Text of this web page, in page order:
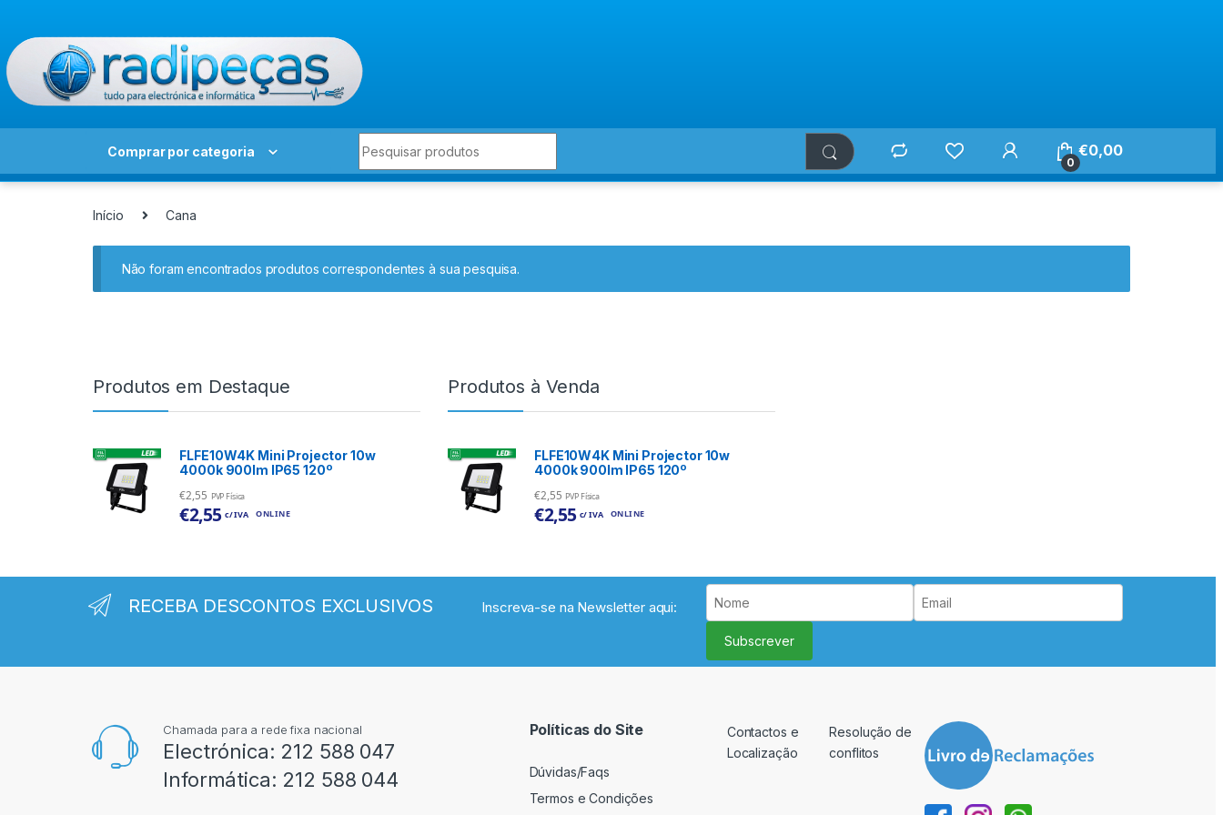
Comprar por categoria
0
€0,00
Início Cana
Não foram encontrados produtos correspondentes à sua pesquisa.
Produtos em Destaque
FLFE10W4K Mini Projector 10w
4000k 900lm IP65 120º
€2,55 PVP Física
€2,55 c/ IVA ONLINE
Produtos à Venda
FLFE10W4K Mini Projector 10w
4000k 900lm IP65 120º
€2,55 PVP Física
€2,55 c/ IVA ONLINE
RECEBA DESCONTOS EXCLUSIVOS Inscreva-se na Newsletter aqui:
Subscrever
Chamada para a rede fixa nacional
Electrónica: 212 588 047
Informática: 212 588 044
Políticas do Site
Dúvidas/Faqs
Termos e Condições
Contactos e
Localização
Resolução de
conflitos